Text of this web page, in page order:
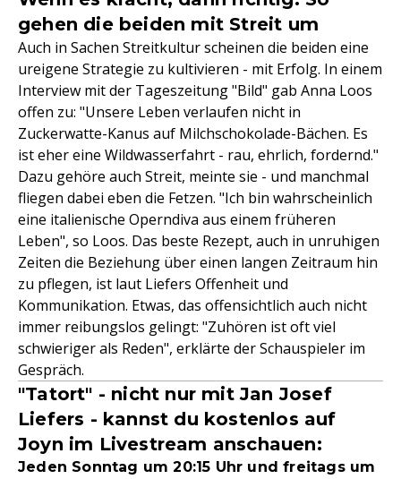
gehen die beiden mit Streit um
Auch in Sachen Streitkultur scheinen die beiden eine
ureigene Strategie zu kultivieren - mit Erfolg. In einem
Interview mit der Tageszeitung "Bild" gab Anna Loos
offen zu: "Unsere Leben verlaufen nicht in
Zuckerwatte-Kanus auf Milchschokolade-Bächen. Es
ist eher eine Wildwasserfahrt - rau, ehrlich, fordernd."
Dazu gehöre auch Streit, meinte sie - und manchmal
fliegen dabei eben die Fetzen. "Ich bin wahrscheinlich
eine italienische Operndiva aus einem früheren
Leben", so Loos. Das beste Rezept, auch in unruhigen
Zeiten die Beziehung über einen langen Zeitraum hin
zu pflegen, ist laut Liefers Offenheit und
Kommunikation. Etwas, das offensichtlich auch nicht
immer reibungslos gelingt: "Zuhören ist oft viel
schwieriger als Reden", erklärte der Schauspieler im
Gespräch.
"Tatort" - nicht nur mit Jan Josef
Liefers - kannst du kostenlos auf
Joyn im Livestream anschauen:
Jeden Sonntag um 20:15 Uhr und freitags um